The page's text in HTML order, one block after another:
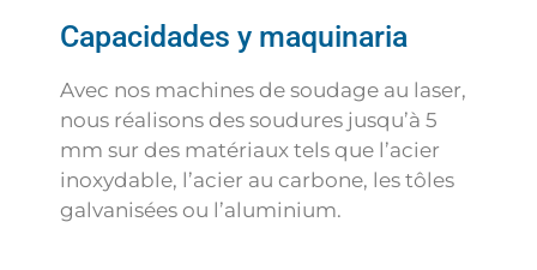
Capacidades y maquinaria
Avec nos machines de soudage au laser,
nous réalisons des soudures jusqu’à 5
mm sur des matériaux tels que l’acier
inoxydable, l’acier au carbone, les tôles
galvanisées ou l’aluminium.